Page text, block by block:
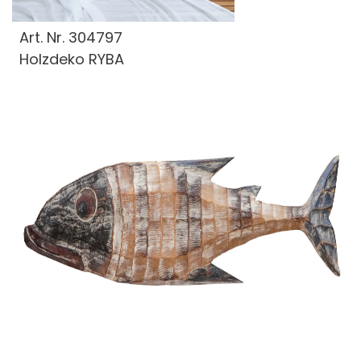
Art. Nr. 304797
Holzdeko RYBA